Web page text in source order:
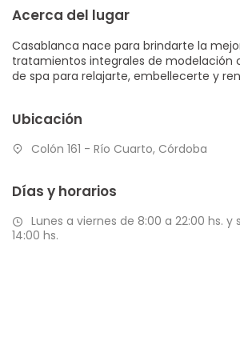
Acerca del lugar
Casablanca nace para brindarte la
tratamientos integrales de modelación
de spa para relajarte, embellecerte y
Ubicación
Colón 161 - Río Cuarto, Córdoba
Días y horarios
Lunes a viernes de 8:00 a 22:00 hs. y
14:00 hs.